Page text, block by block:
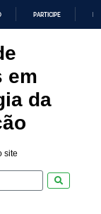
PARTICIPE
em
da
site